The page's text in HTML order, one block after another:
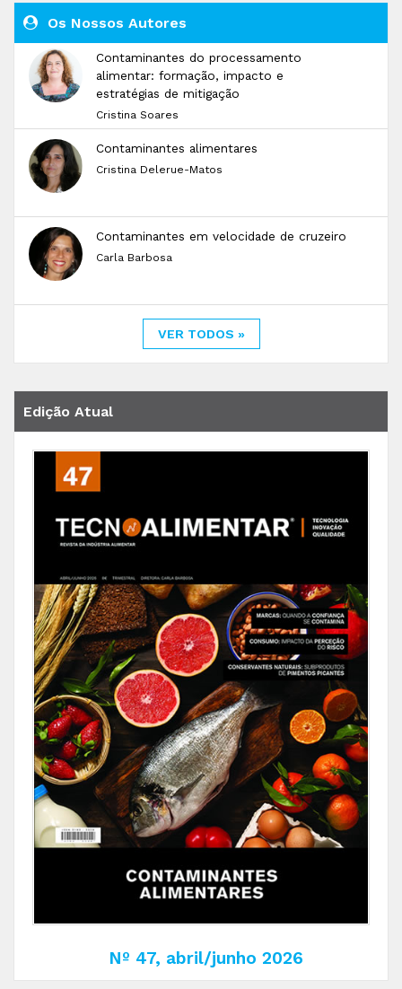
Os Nossos Autores
Contaminantes do processamento
alimentar: formação, impacto e
estratégias de mitigação
Cristina Soares
Contaminantes alimentares
Cristina Delerue-Matos
Contaminantes em velocidade de cruzeiro
Carla Barbosa
VER TODOS »
Edição Atual
Nº 47, abril/junho 2026